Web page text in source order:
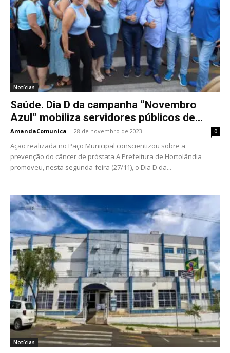
Notícias
Saúde. Dia D da campanha “Novembro
Azul” mobiliza servidores públicos de...
AmandaComunica - 28 de novembro de 2023 0
Ação realizada no Paço Municipal conscientizou sobre a
prevenção do câncer de próstata A Prefeitura de Hortolândia
promoveu, nesta segunda-feira (27/11), o Dia D da...
Notícias